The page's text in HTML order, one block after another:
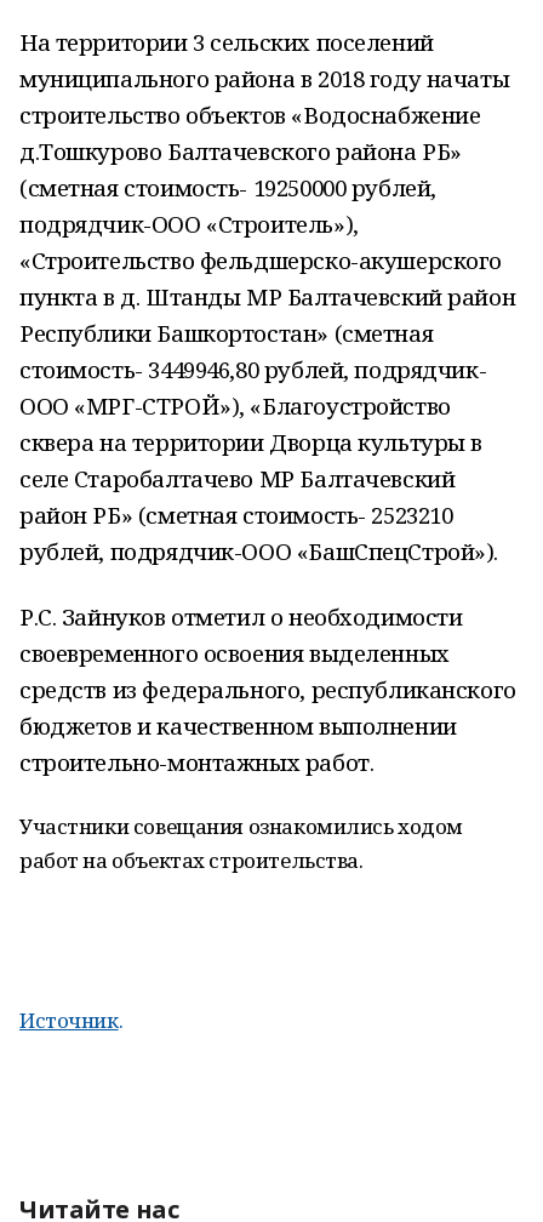
На территории 3 сельских поселений
муниципального района в 2018 году начаты
строительство объектов «Водоснабжение
д.Тошкурово Балтачевского района РБ»
(сметная стоимость- 19250000 рублей,
подрядчик-ООО «Строитель»),
«Строительство фельдшерско-акушерского
пункта в д. Штанды МР Балтачевский район
Республики Башкортостан» (сметная
стоимость- 3449946,80 рублей, подрядчик-
ООО «МРГ-СТРОЙ»), «Благоустройство
сквера на территории Дворца культуры в
селе Старобалтачево МР Балтачевский
район РБ» (сметная стоимость- 2523210
рублей, подрядчик-ООО «БашСпецСтрой»).
Р.С. Зайнуков отметил о необходимости
своевременного освоения выделенных
средств из федерального, республиканского
бюджетов и качественном выполнении
строительно-монтажных работ.
Участники совещания ознакомились ходом
работ на объектах строительства.
Источник.
Читайте нас